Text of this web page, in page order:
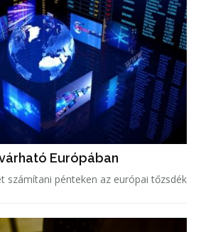
Európában
számítani pénteken az európai tőzsdék